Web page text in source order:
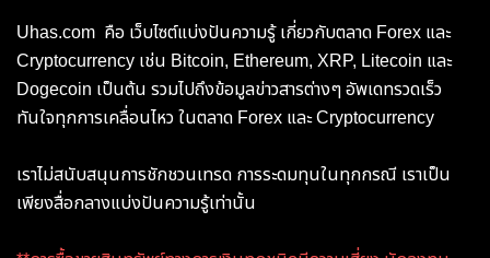
Uhas.com คือ เว็บไซต์แบ่งปันความรู้ เกี่ยวกับตลาด Forex และ
Cryptocurrency เช่น Bitcoin, Ethereum, XRP, Litecoin และ
Dogecoin เป็นต้น รวมไปถึงข้อมูลข่าวสารต่างๆ อัพเดทรวดเร็ว
ทันใจทุกการเคลื่อนไหว ในตลาด Forex และ Cryptocurrency
เราไม่สนับสนุนการชักชวนเทรด การระดมทุนในทุกกรณี เราเป็น
เพียงสื่อกลางแบ่งปันความรู้เท่านั้น